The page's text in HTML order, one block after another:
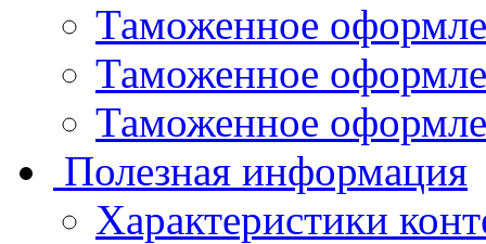
Таможенное
Таможенное
Таможенное
Полезная информация
Характеристики